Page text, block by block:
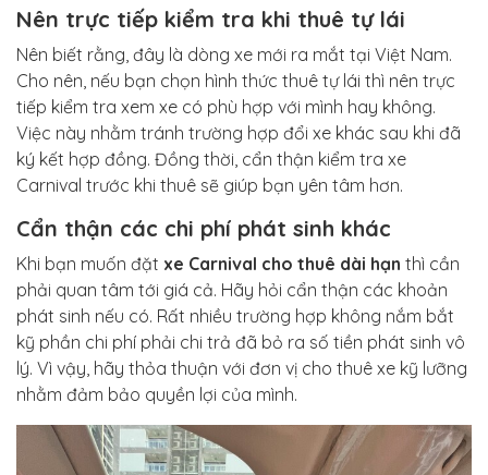
Nên trực tiếp kiểm tra khi thuê tự lái
Nên biết rằng, đây là dòng xe mới ra mắt tại Việt Nam.
Cho nên, nếu bạn chọn hình thức thuê tự lái thì nên trực
tiếp kiểm tra xem xe có phù hợp với mình hay không.
Việc này nhằm tránh trường hợp đổi xe khác sau khi đã
ký kết hợp đồng. Đồng thời, cẩn thận kiểm tra xe
Carnival trước khi thuê sẽ giúp bạn yên tâm hơn.
Cẩn thận các chi phí phát sinh khác
Khi bạn muốn đặt xe Carnival cho thuê dài hạn thì cần
phải quan tâm tới giá cả. Hãy hỏi cẩn thận các khoản
phát sinh nếu có. Rất nhiều trường hợp không nắm bắt
kỹ phần chi phí phải chi trả đã bỏ ra số tiền phát sinh vô
lý. Vì vậy, hãy thỏa thuận với đơn vị cho thuê xe kỹ lưỡng
nhằm đảm bảo quyền lợi của mình.